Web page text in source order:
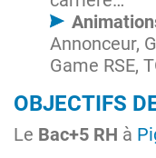
Annonceur,
Game RSE,
OBJECTIFS
Le Bac+5 RH à